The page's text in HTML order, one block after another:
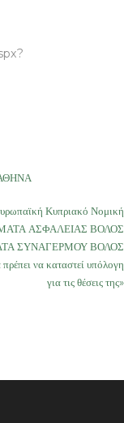
Κυπριακό Νομική
ΑΣΦΑΛΕΙΑΣ ΒΟΛΟΣ
ΣΥΝΑΓΕΡΜΟΥ ΒΟΛΟΣ
να καταστεί υπόλογη
για τις θέσεις της»